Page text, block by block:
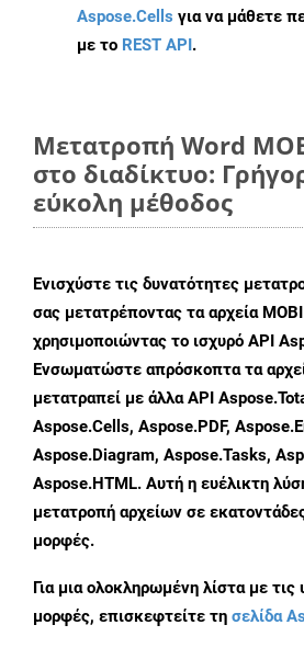
Aspose.Cells για να μάθετε
με το REST API.
Μετατροπή Word
στο διαδίκτυο:
εύκολη μέθοδος
Ενισχύστε τις δυνατότητες
σας μετατρέποντας τα αρχεία
χρησιμοποιώντας το ισχυρό API
Ενσωματώστε απρόσκοπτα τα
μετατραπεί με άλλα API
Aspose.Cells, Aspose.PDF,
Aspose.Diagram, Aspose.Tasks,
Aspose.HTML. Αυτή η ευέλικτη
μετατροπή αρχείων σε
μορφές.
Για μια ολοκληρωμένη λίστα με
μορφές, επισκεφτείτε τη σελίδα